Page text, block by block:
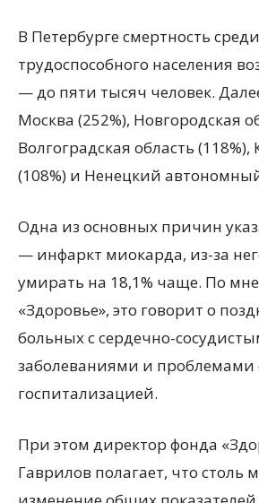
В Петербурге смертность среди
трудоспособного населения
— до пяти тысяч человек.
Москва (252%), Новгородская
Волгоградская область (118%),
(108%) и Ненецкий
Одна из основных причин
— инфаркт миокарда, из-за
умирать на 18,1% чаще. По
«Здоровье», это говорит о
больных с сердечно-
заболеваниями и проблемами
госпитализацией.
При этом директор фонда
Гаврилов полагает, что столь